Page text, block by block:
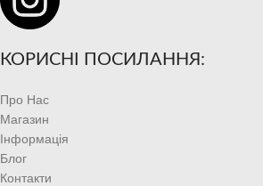
КОРИСНІ ПОСИЛАННЯ:
Про Нас
Магазин
Інформація
Блог
Контакти